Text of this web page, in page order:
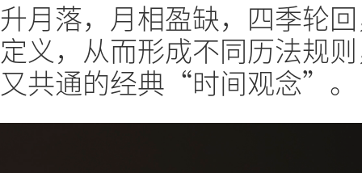
升月落，月相盈缺，四季轮
定义，从而形成不同历法规
又共通的经典“时间观念”。